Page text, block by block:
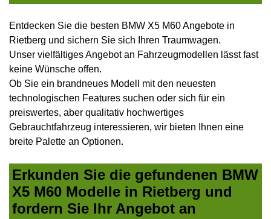
Entdecken Sie die besten BMW X5 M60 Angebote in
Rietberg und sichern Sie sich Ihren Traumwagen.
Unser vielfältiges Angebot an Fahrzeugmodellen lässt fast
keine Wünsche offen.
Ob Sie ein brandneues Modell mit den neuesten
technologischen Features suchen oder sich für ein
preiswertes, aber qualitativ hochwertiges
Gebrauchtfahrzeug interessieren, wir bieten Ihnen eine
breite Palette an Optionen.
Erkunden Sie die gefundenen BMW
X5 M60 Modelle in Rietberg und
fordern Sie Ihr Angebot an